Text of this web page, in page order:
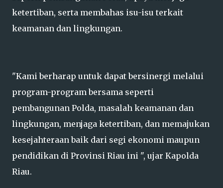
ketertiban, serta membahas isu-isu terkait
keamanan dan lingkungan.
"Kami berharap untuk dapat bersinergi melalui
program-program bersama seperti
pembangunan Polda, masalah keamanan dan
lingkungan, menjaga ketertiban, dan memajukan
kesejahteraan baik dari segi ekonomi maupun
pendidikan di Provinsi Riau ini ", ujar Kapolda
Riau.